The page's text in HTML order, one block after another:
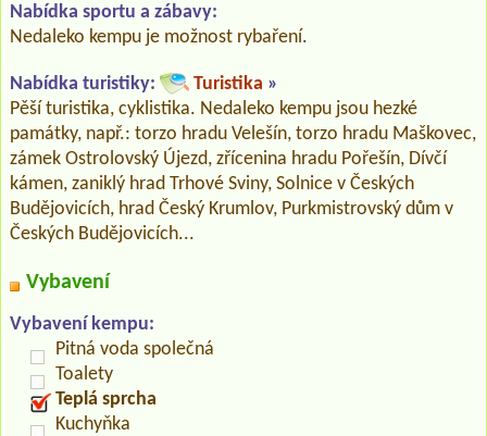
Nabídka sportu a zábavy:
Nedaleko kempu je možnost rybaření.
Nabídka turistiky: Turistika »
Pěší turistika, cyklistika. Nedaleko kempu jsou hezké
památky, např.: torzo hradu Velešín, torzo hradu Maškovec,
zámek Ostrolovský Újezd, zřícenina hradu Pořešín, Dívčí
kámen, zaniklý hrad Trhové Sviny, Solnice v Českých
Budějovicích, hrad Český Krumlov, Purkmistrovský dům v
Českých Budějovicích...
Vybavení
Vybavení kempu:
Pitná voda společná
Toalety
Teplá sprcha
Kuchyňka